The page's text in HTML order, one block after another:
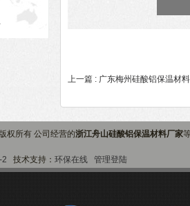
上一篇 : 广东梅州硅酸铝保温材
权所有 公司经营的浙江舟山硅酸铝保温材料厂家
2 技术支持： 环保在线 管理登陆